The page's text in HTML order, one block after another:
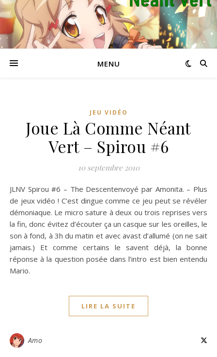
MENU
JEU VIDÉO
Joue Là Comme Néant
Vert – Spirou #6
10 septembre 2010
JLNV Spirou #6 – The Descentenvoyé par Amonita. – Plus
de jeux vidéo ! C’est dingue comme ce jeu peut se révéler
démoniaque. Le micro sature à deux ou trois reprises vers
la fin, donc évitez d’écouter ça un casque sur les oreilles, le
son à fond, à 3h du matin et avec avast d’allumé (on ne sait
jamais.) Et comme certains le savent déjà, la bonne
réponse à la question posée dans l’intro est bien entendu
Mario.
LIRE LA SUITE
Amo